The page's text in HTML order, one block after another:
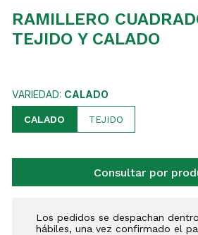
RAMILLERO
TEJIDO Y CALADO
VARIEDAD: CALADO
CALADO TEJIDO
Consultar por
Los pedidos se despachan
hábiles, una vez confirmado el